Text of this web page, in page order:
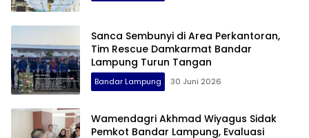
Sanca Sembunyi di Area Perkantoran,
Tim Rescue Damkarmat Bandar
Lampung Turun Tangan
Bandar Lampung 30 Juni 2026
Wamendagri Akhmad Wiyagus Sidak
Pemkot Bandar Lampung, Evaluasi